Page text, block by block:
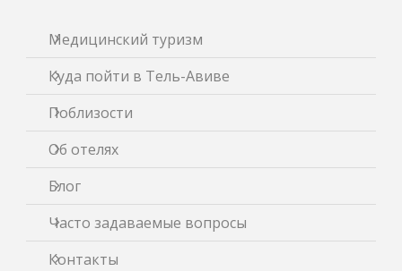
Медицинский туризм
Куда пойти в Тель-Авиве
Поблизости
Об отелях
Блог
Часто задаваемые вопросы
Контакты